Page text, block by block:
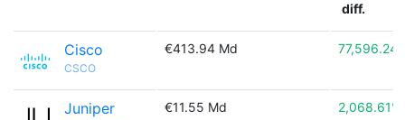
diff.
Cisco
CSCO
€413.94 Md
Juniper
€11.55 Md 2,068.61%